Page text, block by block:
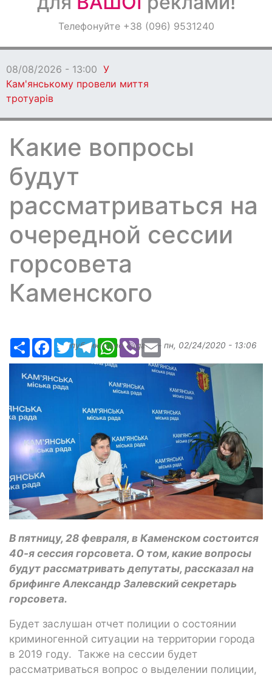
ОголошенняТелефонуйте +38 (096) 9531240
08/08/2026 - 13:00 У
Кам'янському провели миття
тротуарів
Какие вопросы
будут
рассматриваться на
очередной сессии
горсовета
Каменского
РесурсFacebook
TwitterTelegramWhatsApp
ViberEmail
Опубликованоbugaev- пн, 02/24/2020 - 13:06
В пятницу, 28 февраля, в Каменском состоится
40-я сессия горсовета. О том, какие вопросы
будут рассматривать депутаты, рассказал на
брифинге Александр Залевский секретарь
горсовета.
Будет заслушан отчет полиции о состоянии
криминогенной ситуации на территории города
в 2019 году. Также на сессии будет
рассматриваться вопрос о выделении полиции,